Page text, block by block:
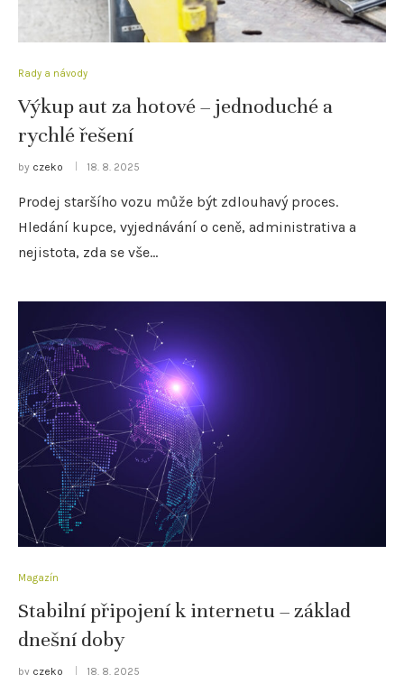
Rady a návody
Výkup aut za hotové – jednoduché a
rychlé řešení
by czeko 18. 8. 2025
Prodej staršího vozu může být zdlouhavý proces.
Hledání kupce, vyjednávání o ceně, administrativa a
nejistota, zda se vše…
Magazín
Stabilní připojení k internetu – základ
dnešní doby
by czeko 18. 8. 2025